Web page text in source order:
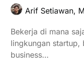
Arif Setiawan,
Bekerja di mana
lingkungan startup,
business…